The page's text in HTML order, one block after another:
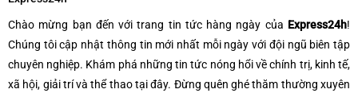
Chào mừng bạn đến với trang tin tức hàng ngày của Express24h!
Chúng tôi cập nhật thông tin mới nhất mỗi ngày với đội ngũ biên tập
chuyên nghiệp. Khám phá những tin tức nóng hổi về chính trị, kinh tế,
xã hội, giải trí và thể thao tại đây. Đừng quên ghé thăm thường xuyên